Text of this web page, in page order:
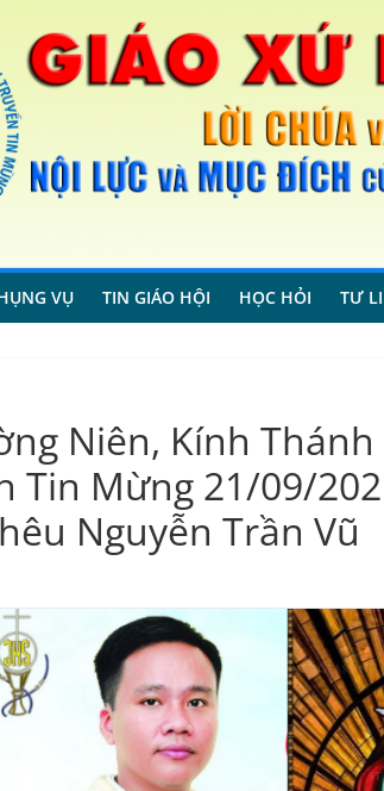
VỤ TIN GIÁO HỘI HỌC HỎI TƯ
Niên, Kính
Tin Mừng 21/09/
Nguyễn Trần Vũ